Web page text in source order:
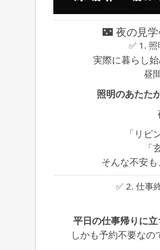
🌃 夜の見
✅ 1.
実際に暮らし始
昼
照明のあたた
「リビ
「
そんな不安も、
✅ 2. 仕事
平日の仕事帰りに
しかも予約不要な